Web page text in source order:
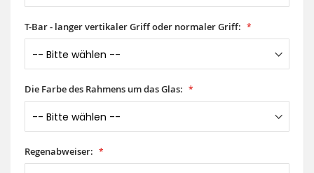
T-Bar - langer vertikaler Griff oder normaler Griff:
Die Farbe des Rahmens um das Glas:
Regenabweiser: